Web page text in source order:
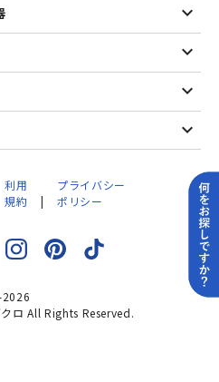
ロ All Rights Reserved.
利用
規約
プライバシー
ポリシー